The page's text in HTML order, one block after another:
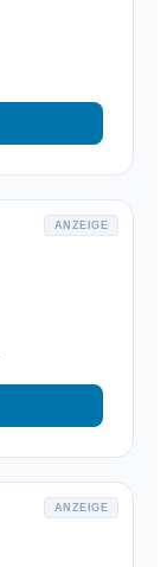
ANZEIGE
ANZEIGE